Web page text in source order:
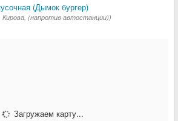
(Дымок бургер)
Кирова, (напротив автостанции))
Загружаем карту...